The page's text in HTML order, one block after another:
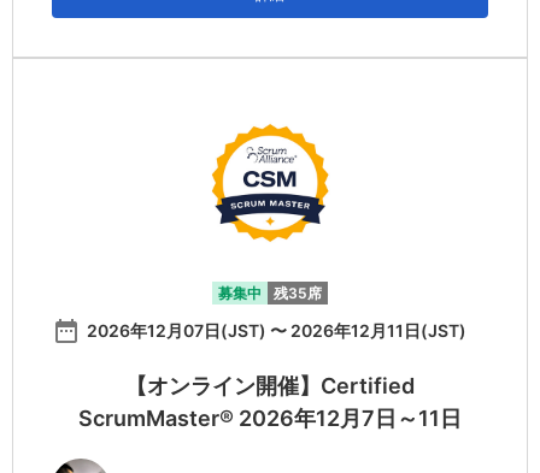
募集中 残35席
date_range 2026年12月07日(JST) 〜 2026年12月11日(JST)
【オンライン開催】Certified
ScrumMaster® 2026年12月7日～11日